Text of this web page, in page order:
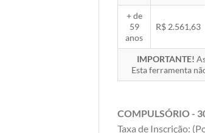
+ de
59
anos
R$ 2.561,63
IMPORTANTE!
Esta ferramenta
COMPULSÓRIO -
Taxa de Inscrição: